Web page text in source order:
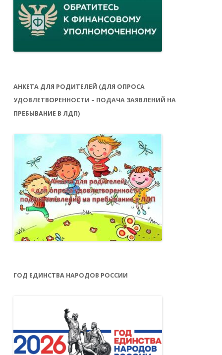
АНКЕТА ДЛЯ РОДИТЕЛЕЙ (ДЛЯ ОПРОСА
УДОВЛЕТВОРЕННОСТИ – ПОДАЧА ЗАЯВЛЕНИЙ НА
ПРЕБЫВАНИЕ В ЛДП)
ГОД ЕДИНСТВА НАРОДОВ РОССИИ